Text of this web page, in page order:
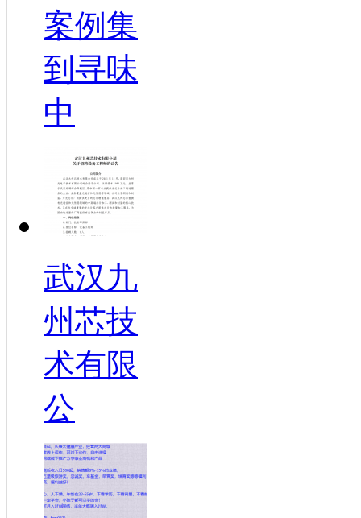
案例集
到寻味
中
武汉九
州芯技
术有限
公